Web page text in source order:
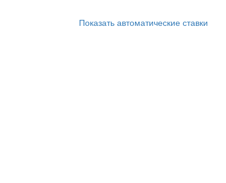
Показать автоматические ставки